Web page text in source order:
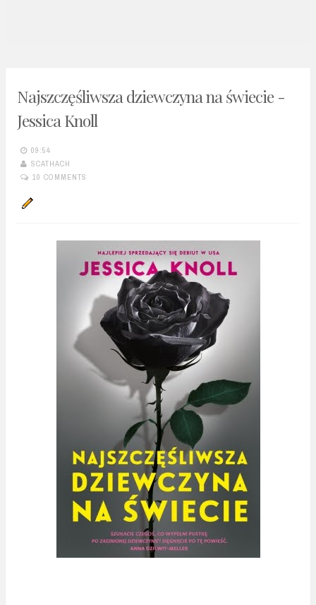
Najszczęśliwsza dziewczyna na świecie -
Jessica Knoll
09:54
SCATHACH
10 COMMENTS